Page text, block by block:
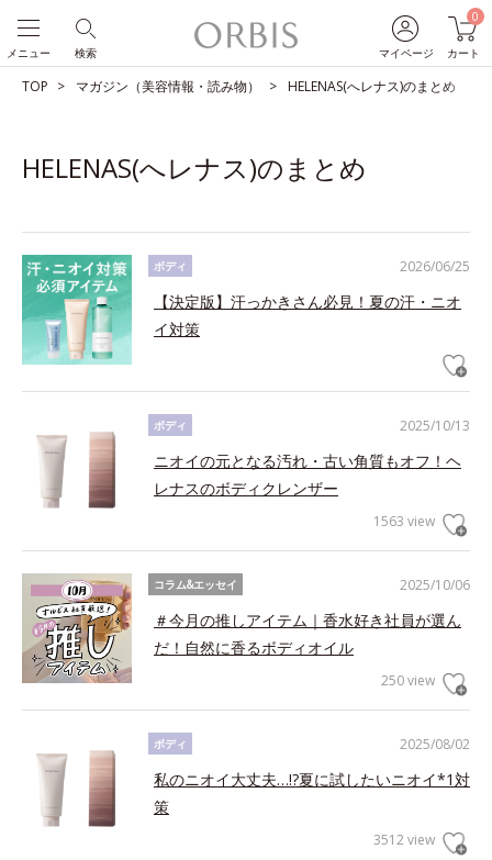
マイページ
0
カート
検索
メニュー
TOP マガジン（美容情報・読み物） HELENAS(へレナス)のまとめ
HELENAS(へレナス)のまとめ
2026/06/25
ボディ
【決定版】汗っかきさん必見！夏の汗・ニオ
イ対策
2025/10/13
ボディ
ニオイの元となる汚れ・古い角質もオフ！ヘ
レナスのボディクレンザー
1563 view
2025/10/06
コラム&エッセイ
＃今月の推しアイテム｜香水好き社員が選ん
だ！自然に香るボディオイル
250 view
2025/08/02
ボディ
私のニオイ大丈夫…!?夏に試したいニオイ*1対
策
3512 view